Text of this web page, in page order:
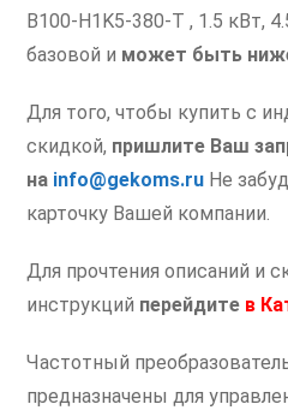
B100-H1K5-380-T , 1.5 кВт,
базовой и может быть
Для того, чтобы купить с
скидкой, пришлите Ваш
на info@gekoms.ru Не
карточку Вашей компании.
Для прочтения описаний и
инструкций перейдите в
Частотный
предназначены для